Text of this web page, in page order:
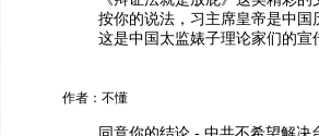
按你的说法，习主席皇帝是中
这是中国太监婊子理论家们的
作者：不懂